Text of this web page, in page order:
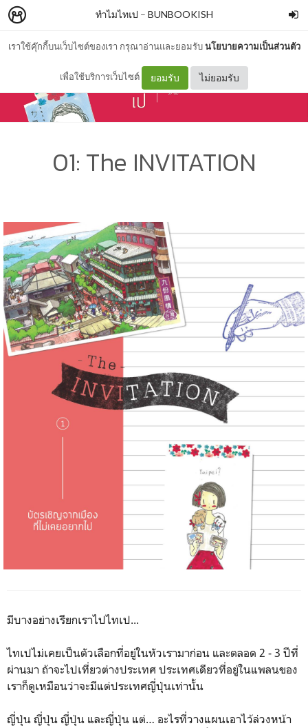
เราใช้คุ๊กกี้บนเว็บไซต์ของเรา กรุณาอ่านและยอมรับนโยบายความเป็นส่วนตัว
เพื่อใช้บริการเว็บไซต์ ยอมรับ ไม่ยอมรับ
ทำไมไทเป – BUNBOOKISH
01: The INVITATION
มีบางอย่างเรียกเราไปไทเป...
ไทเปไม่เคยเป็นตัวเลือกที่อยู่ในหัวเรามาก่อน และตลอด 2 - 3 ปีที่
ผ่านมา ถ้าจะไปเที่ยวต่างประเทศ ประเทศเดียวที่อยู่ในแพลนของ
เราก็ดูเหมือนว่าจะมีแต่ประเทศญี่ปุ่นเท่านั้น
ญี่ปุ่น ญี่ปุ่น ญี่ปุ่น และญี่ปุ่น แต่… อะไรที่วางแผนเอาไว้ล่วงหน้า